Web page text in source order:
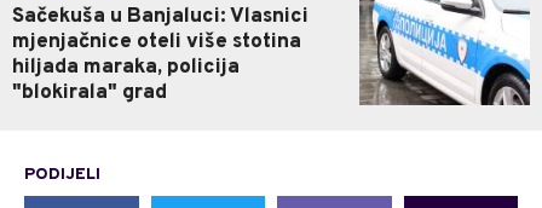
Sačekuša u Banjaluci: Vlasnici
mjenjačnice oteli više stotina
hiljada maraka, policija
"blokirala" grad
PODIJELI